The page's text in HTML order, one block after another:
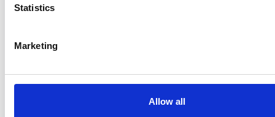
Statistics
Marketing
Allow all
Lobby en beleidsbeïnvloeding
De Participatiewet en sociaal medische